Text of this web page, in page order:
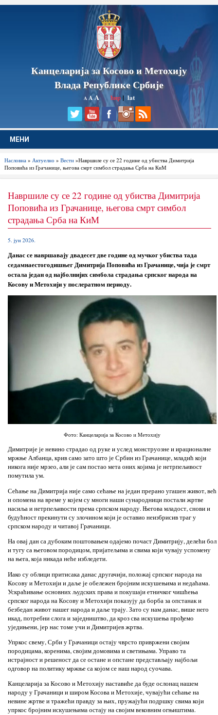
Канцеларија за Косово и Метохију
Влада Републике Србије
A AA ћир|lat
МЕНИ
Насловна» Актуелно » Вести»Навршиле су се 22 године од убиства Димитрија
Поповића из Грачанице, његова смрт симбол страдања Срба на КиМ
Навршиле су се 22 године од убиства Димитрија
Поповића из Грачанице, његова смрт симбол
страдања Срба на КиМ
5. јун 2026.
Данас се навршавају двадесет две године од мучког убиства тада
седамнаестогодишњег Димитрија Поповића из Грачанице, чија је смрт
остала један од најболнијих симбола страдања српског народа на
Косову и Метохији у послератном периоду.
Фото: Канцеларија за Косово и Метохију
Димитрије је невино страдао од руке и услед монструозне и ирационалне
мржње Албанца, крив само зато што је Србин из Грачанице, младић који
никога није мрзео, али је сам постао мета оних којима је нетрпељивост
помутила ум.
Сећање на Димитрија није само сећање на један прерано угашен живот, већ
и опомена на време у којем су многи наши сународници постали жртве
насиља и нетрпељивости према српском народу. Његова младост, снови и
будућност прекинути су злочином који је оставио неизбрисив траг у
српском народу и читавој Грачаници.
На овај дан са дубоким поштовањем одајемо почаст Димитрију, делећи бол
и тугу са његовом породицом, пријатељима и свима који чувају успомену
на њега, која никада неће избледети.
Иако су облици притисака данас другачији, положај српског народа на
Косову и Метохији и даље је обележен бројним искушењима и недаћама.
Ускраћивање основних људских права и покушаји етничког чишћења
српског народа на Косову и Метохији показују да борба за опстанак и
безбедан живот нашег народа и даље трају. Зато су нам данас, више него
икад, потребни слога и заједништво, да кроз сва искушења прођемо
уједињени, јер нас томе учи и Димитријев жртва.
Упркос свему, Срби у Грачаници остају чврсто привржени својим
породицама, коренима, својим домовима и светињама. Управо та
истрајност и решеност да се остане и опстане представљају најбољи
одговор на политику мржње са којом се наш народ суочава.
Канцеларија за Косово и Метохију наставиће да буде ослонац нашем
народу у Грачаници и широм Косова и Метохије, чувајући сећање на
невине жртве и тражећи правду за њих, пружајући подршку свима који
упркос бројним искушењима остају на својим вековним огњиштима.